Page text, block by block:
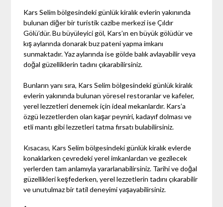
Kars Selim bölgesindeki günlük kiralık evlerin yakınında
bulunan diğer bir turistik cazibe merkezi ise Çıldır
Gölü’dür. Bu büyüleyici göl, Kars’ın en büyük gölüdür ve
kış aylarında donarak buz pateni yapma imkanı
sunmaktadır. Yaz aylarında ise gölde balık avlayabilir veya
doğal güzelliklerin tadını çıkarabilirsiniz.
Bunların yanı sıra, Kars Selim bölgesindeki günlük kiralık
evlerin yakınında bulunan yöresel restoranlar ve kafeler,
yerel lezzetleri denemek için ideal mekanlardır. Kars’a
özgü lezzetlerden olan kaşar peyniri, kadayıf dolması ve
etli mantı gibi lezzetleri tatma fırsatı bulabilirsiniz.
Kısacası, Kars Selim bölgesindeki günlük kiralık evlerde
konaklarken çevredeki yerel imkanlardan ve gezilecek
yerlerden tam anlamıyla yararlanabilirsiniz. Tarihi ve doğal
güzellikleri keşfederken, yerel lezzetlerin tadını çıkarabilir
ve unutulmaz bir tatil deneyimi yaşayabilirsiniz.